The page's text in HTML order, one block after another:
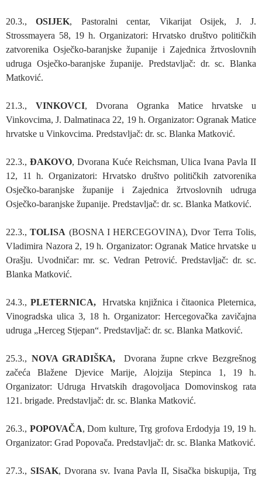
20.3.,OSIJEK, Pastoralni centar, Vikarijat Osijek, J. J.
Strossmayera 58, 19 h. Organizatori: Hrvatsko društvo političkih
zatvorenika Osječko-baranjske županije i Zajednica žrtvoslovnih
udruga Osječko-baranjske županije. Predstavljač: dr. sc. Blanka
Matković.
21.3., VINKOVCI, Dvorana Ogranka Matice hrvatske u
Vinkovcima, J. Dalmatinaca 22, 19 h. Organizator: Ogranak Matice
hrvatske u Vinkovcima. Predstavljač: dr. sc. Blanka Matković.
22.3., ĐAKOVO, Dvorana Kuće Reichsman, Ulica Ivana Pavla II
12, 11 h. Organizatori: Hrvatsko društvo političkih zatvorenika
Osječko-baranjske županije i Zajednica žrtvoslovnih udruga
Osječko-baranjske županije. Predstavljač: dr. sc. Blanka Matković.
22.3.,TOLISA (BOSNA I HERCEGOVINA), Dvor Terra Tolis,
Vladimira Nazora 2, 19 h. Organizator: Ogranak Matice hrvatske u
Orašju. Uvodničar: mr. sc. Vedran Petrović. Predstavljač: dr. sc.
Blanka Matković.
24.3., PLETERNICA,
Hrvatska knjižnica i čitaonica Pleternica,
Vinogradska ulica 3, 18 h. Organizator: Hercegovačka zavičajna
udruga „Herceg Stjepan“. Predstavljač: dr. sc. Blanka Matković.
25.3., NOVA GRADIŠKA, Dvorana župne crkve Bezgrešnog
začeća Blažene Djevice Marije, Alojzija Stepinca 1, 19 h.
Organizator: Udruga Hrvatskih dragovoljaca Domovinskog rata
121. brigade. Predstavljač: dr. sc. Blanka Matković.
26.3., POPOVAČA, Dom kulture, Trg grofova Erdodyja 19, 19 h.
Organizator: Grad Popovača. Predstavljač: dr. sc. Blanka Matković.
27.3., SISAK, Dvorana sv. Ivana Pavla II, Sisačka biskupija, Trg